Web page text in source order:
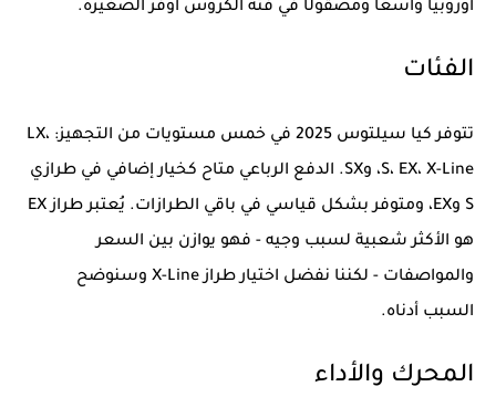
أوروبيًا واسعًا ومصقولًا في فئة الكروس أوفر الصغيرة.
الفئات
تتوفر كيا سيلتوس 2025 في خمس مستويات من التجهيز: LX،
S، EX، X-Line، وSX. الدفع الرباعي متاح كخيار إضافي في طرازي
S وEX، ومتوفر بشكل قياسي في باقي الطرازات. يُعتبر طراز EX
هو الأكثر شعبية لسبب وجيه - فهو يوازن بين السعر
والمواصفات - لكننا نفضل اختيار طراز X-Line وسنوضح
السبب أدناه.
المحرك والأداء